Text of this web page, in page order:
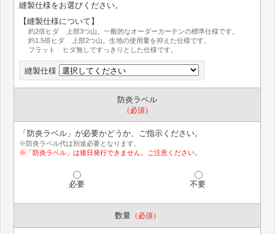
縫製仕様をお選びください。
【縫製仕様について】
約2倍ヒダ 上部3つ山。一般的なオーダーカーテンの標準仕様です。
約1.5倍ヒダ 上部2つ山。生地の使用量を抑えた仕様です。
フラット ヒダ無しですっきりとした仕様です。
縫製仕様
防炎ラベル
（必須）
「防炎ラベル」が必要かどうか、ご指示ください。
※防炎ラベル代は別途必要となります。
※「防炎ラベル」は後日発行できません。ご注意ください。
必要 不要
数量（必須）